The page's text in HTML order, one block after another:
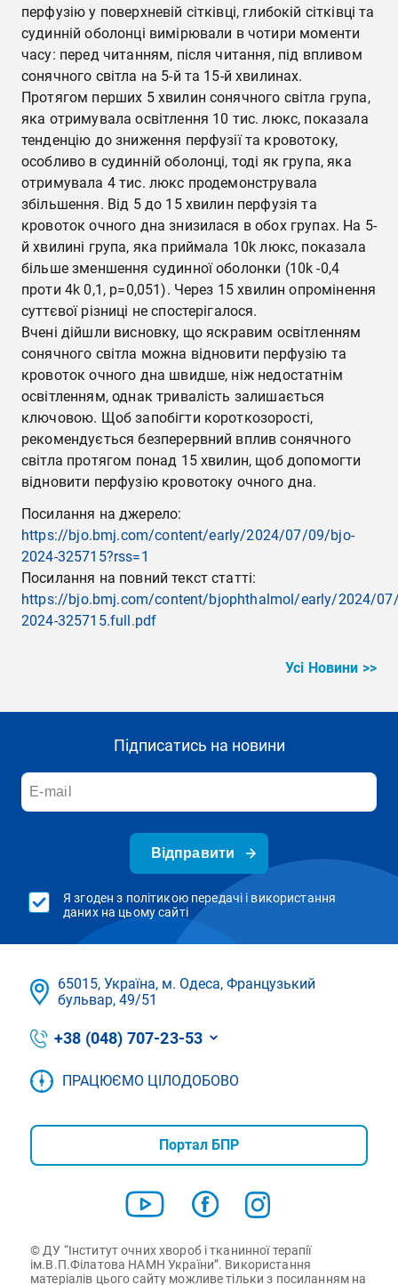
перфузію у поверхневій сітківці, глибокій сітківці та
судинній оболонці вимірювали в чотири моменти
часу: перед читанням, після читання, під впливом
сонячного світла на 5-й та 15-й хвилинах.
Протягом перших 5 хвилин сонячного світла група,
яка отримувала освітлення 10 тис. люкс, показала
тенденцію до зниження перфузії та кровотоку,
особливо в судинній оболонці, тоді як група, яка
отримувала 4 тис. люкс продемонструвала
збільшення. Від 5 до 15 хвилин перфузія та
кровоток очного дна знизилася в обох групах. На 5-
й хвилині група, яка приймала 10k люкс, показала
більше зменшення судинної оболонки (10k -0,4
проти 4k 0,1, p=0,051). Через 15 хвилин опромінення
суттєвої різниці не спостерігалося.
Вчені дійшли висновку, що яскравим освітленням
сонячного світла можна відновити перфузію та
кровоток очного дна швидше, ніж недостатнім
освітленням, однак тривалість залишається
ключовою. Щоб запобігти короткозорості,
рекомендується безперервний вплив сонячного
світла протягом понад 15 хвилин, щоб допомогти
відновити перфузію кровотоку очного дна.
Посилання на джерело:
https://bjo.bmj.com/content/early/2024/07/09/bjo-
2024-325715?rss=1
Посилання на повний текст статті:
https://bjo.bmj.com/content/bjophthalmol/early/2024/
2024-325715.full.pdf
Усі Новини >>
Підписатись на новини
Відправити
Я згоден з політикою передачі і використання
даних на цьому сайті
65015, Україна, м. Одеса, Французький
бульвар, 49/51
+38 (048) 707-23-53
ПРАЦЮЄМО ЦІЛОДОБОВО
Портал БПР
© ДУ “Інститут очних хвороб і тканинної терапії
ім.В.П.Філатова НАМН України”. Використання
матеріалів цього сайту можливе тільки з посиланням на